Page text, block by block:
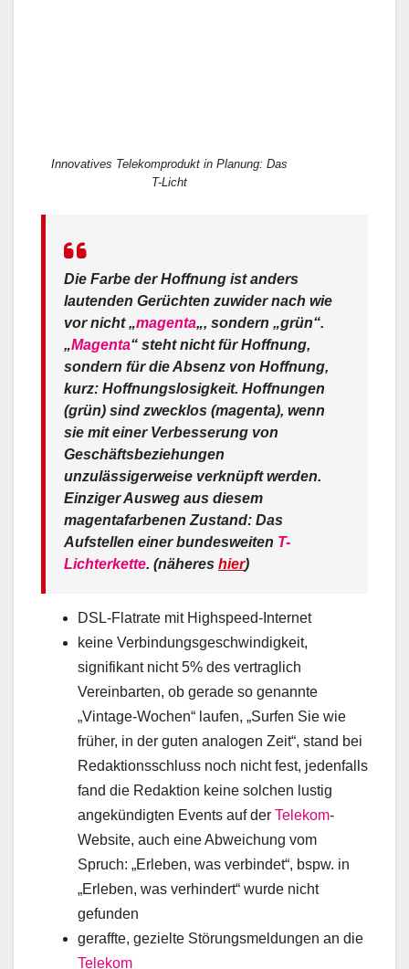
Innovatives Telekomprodukt in Planung: Das
T-Licht
Die Farbe der Hoffnung ist anders
lautenden Gerüchten zuwider nach wie
vor nicht „magenta„, sondern „grün“.
„Magenta“ steht nicht für Hoffnung,
sondern für die Absenz von Hoffnung,
kurz: Hoffnungslosigkeit. Hoffnungen
(grün) sind zwecklos (magenta), wenn
sie mit einer Verbesserung von
Geschäftsbeziehungen
unzulässigerweise verknüpft werden.
Einziger Ausweg aus diesem
magentafarbenen Zustand: Das
Aufstellen einer bundesweiten T-
Lichterkette. (näheres hier)
DSL-Flatrate mit Highspeed-Internet
keine Verbindungsgeschwindigkeit,
signifikant nicht 5% des vertraglich
Vereinbarten, ob gerade so genannte
„Vintage-Wochen“ laufen, „Surfen Sie wie
früher, in der guten analogen Zeit“, stand bei
Redaktionsschluss noch nicht fest, jedenfalls
fand die Redaktion keine solchen lustig
angekündigten Events auf der Telekom-
Website, auch eine Abweichung vom
Spruch: „Erleben, was verbindet“, bspw. in
„Erleben, was verhindert“ wurde nicht
gefunden
geraffte, gezielte Störungsmeldungen an die
Telekom